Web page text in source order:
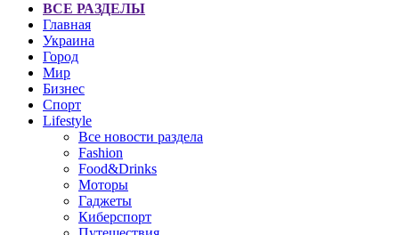
ВСЕ РАЗДЕЛЫ
Главная
Украина
Город
Мир
Бизнес
Спорт
Lifestyle
Все новости раздела
Fashion
Food&Drinks
Моторы
Гаджеты
Киберспорт